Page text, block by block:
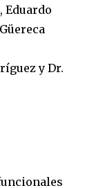
Eduardo
y Dr.